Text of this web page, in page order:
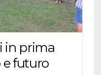
in prima
e futuro